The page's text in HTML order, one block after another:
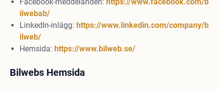
ilwebab/
LinkedIn-inlägg: https://www.linkedin.com/company/b
ilweb/
Hemsida: https://www.bilweb.se/
Bilwebs Hemsida